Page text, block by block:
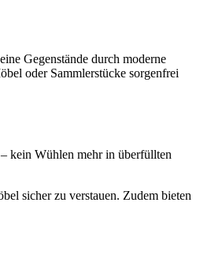
Gegenstände durch moderne
oder Sammlerstücke sorgenfrei
kein Wühlen mehr in überfüllten
sicher zu verstauen. Zudem bieten